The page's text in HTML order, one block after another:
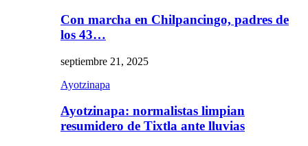
Con marcha en Chilpancingo, padres de
los 43…
septiembre 21, 2025
Ayotzinapa
Ayotzinapa: normalistas limpian
resumidero de Tixtla ante lluvias